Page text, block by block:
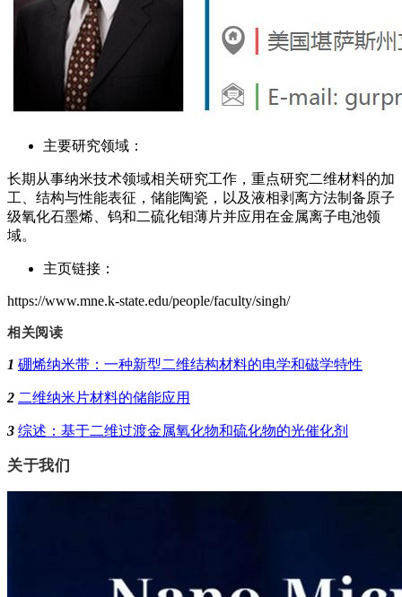
主要研究领域：
长期从事纳米技术领域相关研究工作，重点研究二维材料的加
工、结构与性能表征，储能陶瓷，以及液相剥离方法制备原子
级氧化石墨烯、钨和二硫化钼薄片并应用在金属离子电池领
域。
主页链接：
https://www.mne.k-state.edu/people/faculty/singh/
相关阅读
1 硼烯纳米带：一种新型二维结构材料的电学和磁学特性
2 二维纳米片材料的储能应用
3 综述：基于二维过渡金属氧化物和硫化物的光催化剂
关于我们